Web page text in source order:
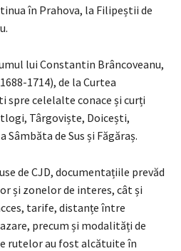
în Prahova, la Filipeștii de
lui Constantin Brâncoveanu,
1714), de la Curtea
spre celelalte conace și curți
Târgoviște, Doicești,
de Sus și Făgăraș.
de CJD, documentațiile prevăd
și zonelor de interes, cât și
tarife, distanțe între
precum și modalități de
rutelor au fost alcătuite în